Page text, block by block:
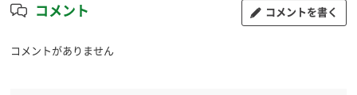
コメント コメントを書く
コメントがありません